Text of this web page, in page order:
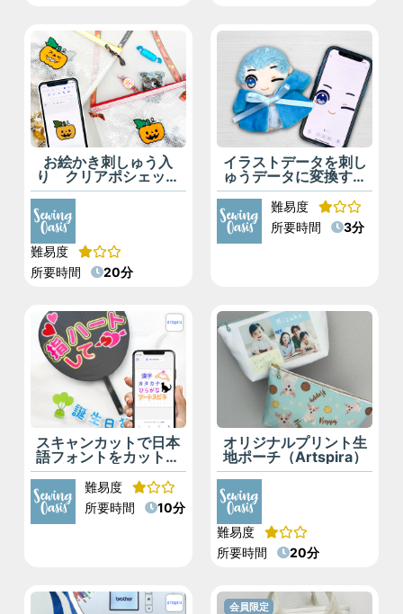
お絵かき刺しゅう入
り クリアポシェット
（Artspira）
難易度
所要時間
20分
イラストデータを刺し
ゅうデータに変換する
コツ（Artspira）
難易度
所要時間
3分
スキャンカットで日本
語フォントをカットす
る方法（Artspira）
難易度
所要時間
10分
オリジナルプリント生
地ポーチ（Artspira）
難易度
所要時間
20分
会員限定